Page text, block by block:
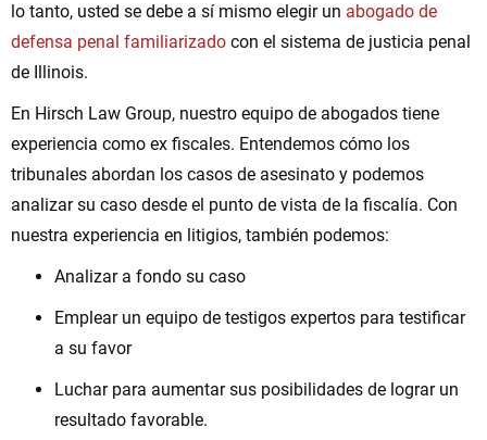
lo tanto, usted se debe a sí mismo elegir un abogado de
defensa penal familiarizado con el sistema de justicia penal
de Illinois.
En Hirsch Law Group, nuestro equipo de abogados tiene
experiencia como ex fiscales. Entendemos cómo los
tribunales abordan los casos de asesinato y podemos
analizar su caso desde el punto de vista de la fiscalía. Con
nuestra experiencia en litigios, también podemos:
Analizar a fondo su caso
Emplear un equipo de testigos expertos para testificar
a su favor
Luchar para aumentar sus posibilidades de lograr un
resultado favorable.